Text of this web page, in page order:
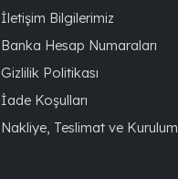
İletişim Bilgilerimiz
Banka Hesap Numaraları
Gizlilik Politikası
İade Koşulları
Nakliye, Teslimat ve Kurulum